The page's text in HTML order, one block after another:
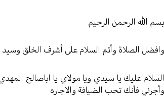
بسم الله الرحمن الرحيم
وافضل الصلاة وأتم السلام على أشرف الخلق
السلام عليك يا سيدي ويا مولاي يا اباصالح
وأجرني فأنك تحب الضيافة والاجاره